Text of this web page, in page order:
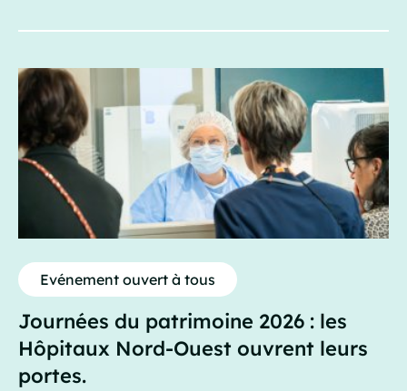
Evénement ouvert à tous
Journées du patrimoine 2026 : les
Hôpitaux Nord-Ouest ouvrent leurs
portes.